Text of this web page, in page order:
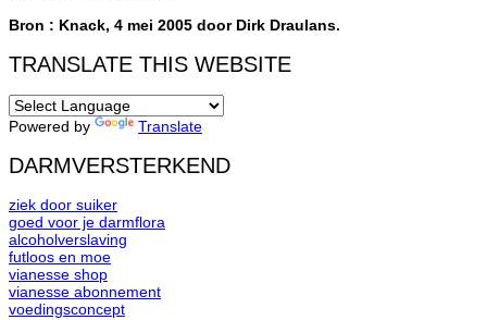
Bron : Knack, 4 mei 2005 door Dirk Draulans.
TRANSLATE THIS WEBSITE
Powered by Translate
DARMVERSTERKEND
ziek door suiker
goed voor je darmflora
alcoholverslaving
futloos en moe
vianesse shop
vianesse abonnement
voedingsconcept